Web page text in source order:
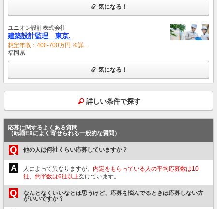
気になる！
ユニオン設計株式会社
建築設計監理 東京.
想定年収：400-700万円 ※詳...
福岡県
気になる！
詳しい条件で探す
応募に関するよくある質問
（転職EXによく寄せられる一般的な質問）
Q 他の人は何社くらい応募していますか？
A 人によって異なりますが、 内定をもらっている人の平均応募数は10
社、約半数は6社以上受けています。
Q
なんとなくいいなとは思うけど、応募を悩んでるときは応募しない方
がいいですか？